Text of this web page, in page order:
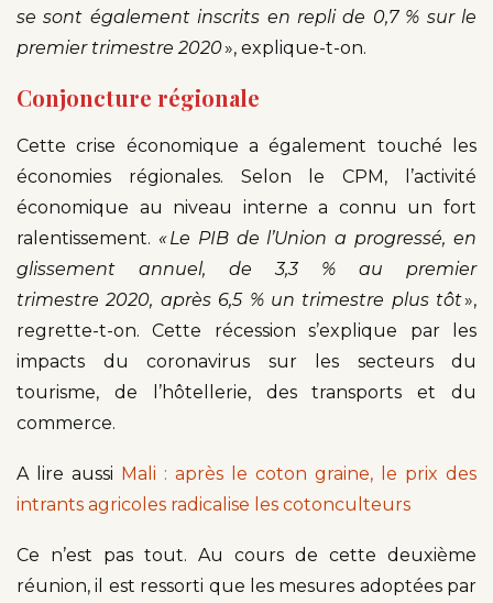
se sont également inscrits en repli de 0,7 % sur le
premier trimestre 2020», explique-t-on.
Conjoncture régionale
Cette crise économique a également touché les
économies régionales. Selon le CPM, l’activité
économique au niveau interne a connu un fort
ralentissement. « Le PIB de l’Union a progressé, en
glissement annuel, de 3,3 % au premier
trimestre 2020, après 6,5 % un trimestre plus tôt»,
regrette-t-on. Cette récession s’explique par les
impacts du coronavirus sur les secteurs du
tourisme, de l’hôtellerie, des transports et du
commerce.
A lire aussi Mali : après le coton graine, le prix des
intrants agricoles radicalise les cotonculteurs
Ce n’est pas tout. Au cours de cette deuxième
réunion, il est ressorti que les mesures adoptées par